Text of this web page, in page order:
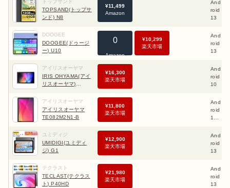
トップサンド
TOPSAND(トップサ
ンド) N8
¥11,499
Amazon
And
roid
13
DOOGEE
DOOGEE(ドゥージ
ー) U10
0
Amazon
¥10,299
楽天市場
And
roid
13
アイリスオーヤマ
IRIS OHYAMA(アイ
リスオーヤマ)
¥16,300
楽天市場
And
roid
10
アイリスオーヤマ
アイリスオーヤマ
TE082M2N1-B
¥11,800
楽天市場
And
roid
12
editi
on)
ユミディジ
UMIDIGI(ユミディ
ジ) G1
¥12,900
楽天市場
And
roid
13
テクラスト
TECLAST(テクラス
ト) P40HD
¥21,980
楽天市場
And
roid
13